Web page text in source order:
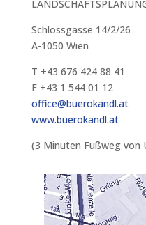
Schlossgasse 14/2/26
A-1050 Wien
T +43 676 424 88 41
F +43 1 544 01 12
office@buerokandl.at
www.buerokandl.at
(3 Minuten Fußweg von